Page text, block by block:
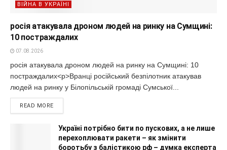
ВІЙНА В УКРАЇНІ
росія атакувала дроном людей на ринку на Сумщині:
10 постраждалих
07.08.2026
росія атакувала дроном людей на ринку на Сумщині: 10
постраждалих<p>Вранці російський безпілотник атакував
людей на ринку у Білопільській громаді Сумської...
READ MORE
Україні потрібно бити по пускових, а не лише
перехоплювати ракети – як змінити
боротьбу з балістикою рф – думка експерта